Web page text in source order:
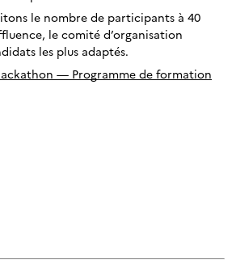
le nombre de participants à 40
le comité d’organisation
les plus adaptés.
— Programme de formation